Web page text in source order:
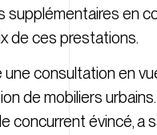
supplémentaires en
de ces prestations.
consultation en
de mobiliers
concurrent évincé, a